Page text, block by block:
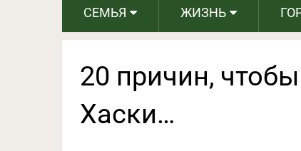
СЕМЬЯ ЖИЗНЬ
20 причин,
Хаски…